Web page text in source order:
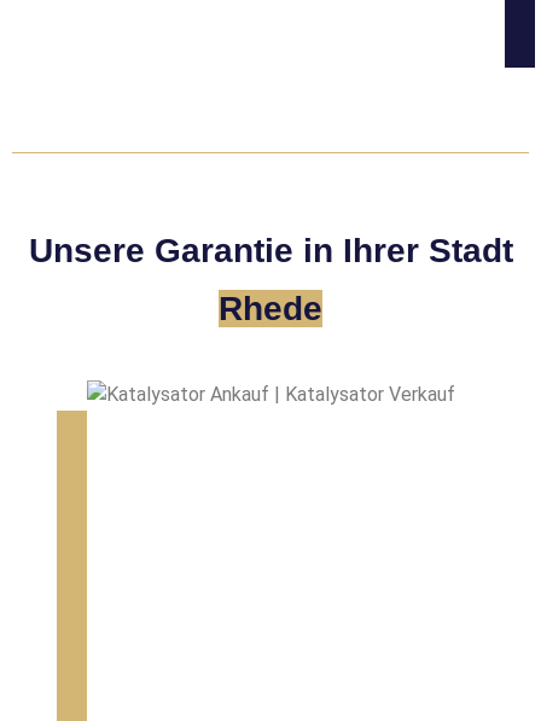
Unsere Garantie in Ihrer Stadt
Rhede